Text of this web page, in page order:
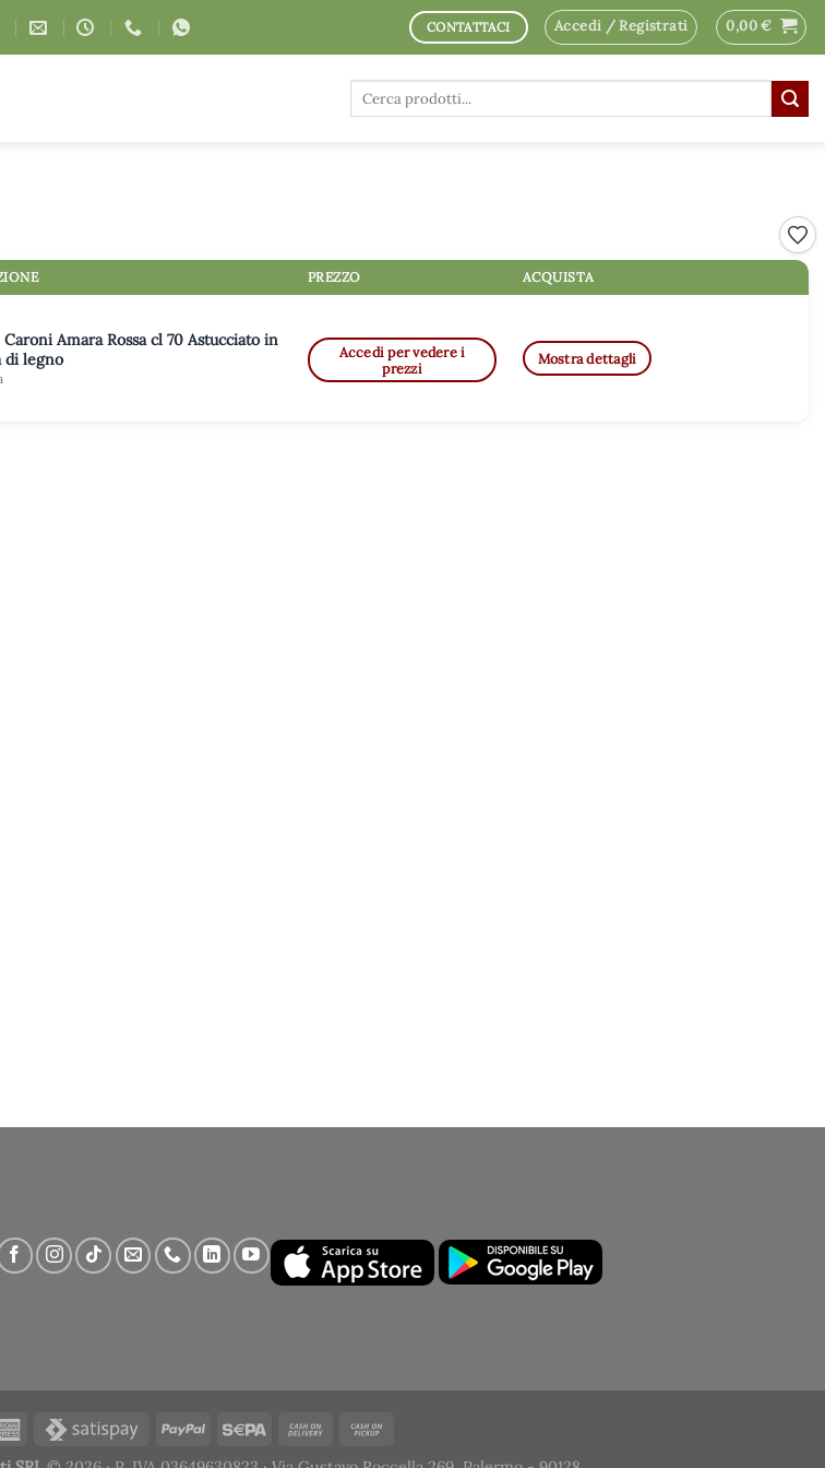
CONTATTACI Accedi / Registrati 0,00€
Cerca:
PREZZO ACQUISTA
Amara Rossa cl 70 Astucciato in
di legno
Accedi per vedere i
prezzi
Mostra dettagli